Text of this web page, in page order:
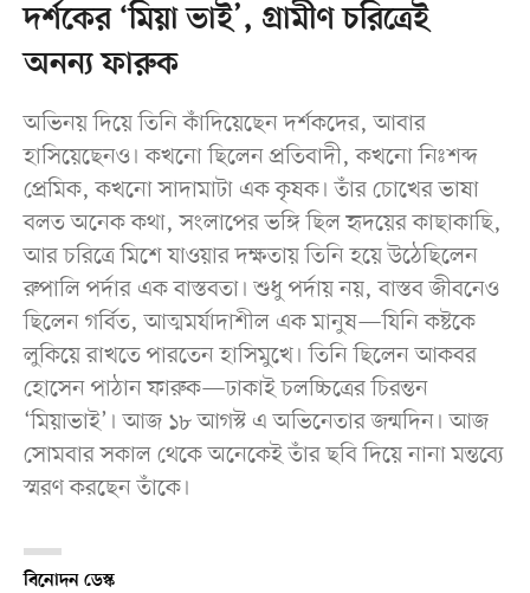
দর্শকের ‘মিয়া ভাই’, গ্রামীণ চরিত্রেই
অনন্য ফারুক
অভিনয় দিয়ে তিনি কাঁদিয়েছেন দর্শকদের, আবার
হাসিয়েছেনও। কখনো ছিলেন প্রতিবাদী, কখনো নিঃশব্দ
প্রেমিক, কখনো সাদামাটা এক কৃষক। তাঁর চোখের ভাষা
বলত অনেক কথা, সংলাপের ভঙ্গি ছিল হৃদয়ের কাছাকাছি,
আর চরিত্রে মিশে যাওয়ার দক্ষতায় তিনি হয়ে উঠেছিলেন
রুপালি পর্দার এক বাস্তবতা। শুধু পর্দায় নয়, বাস্তব জীবনেও
ছিলেন গর্বিত, আত্মমর্যাদাশীল এক মানুষ—যিনি কষ্টকে
লুকিয়ে রাখতে পারতেন হাসিমুখে। তিনি ছিলেন আকবর
হোসেন পাঠান ফারুক—ঢাকাই চলচ্চিত্রের চিরন্তন
‘মিয়াভাই’। আজ ১৮ আগস্ট এ অভিনেতার জন্মদিন। আজ
সোমবার সকাল থেকে অনেকেই তাঁর ছবি দিয়ে নানা মন্তব্যে
স্মরণ করছেন তাঁকে।
বিনোদন ডেস্ক